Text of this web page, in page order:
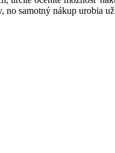
samotný nákup urobia